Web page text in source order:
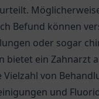
Befund können
oder sogar
bietet ein Zahnarzt
von
und